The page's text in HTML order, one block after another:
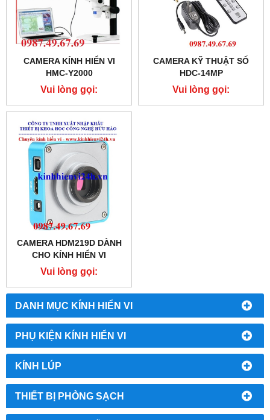
DANH MỤC KÍNH HIỂN VI
PHỤ KIỆN KÍNH HIỂN VI
KÍNH LÚP
THIẾT BỊ PHÒNG SẠCH
CAMERA KÍNH HIỂN VI
HMC-Y2000
Vui lòng gọi:
0987.49.67.69
CAMERA KỸ THUẬT SỐ
HDC-14MP
Vui lòng gọi:
0987.49.67.69
CAMERA HDM219D DÀNH
CHO KÍNH HIỂN VI
Vui lòng gọi:
0987.49.67.69